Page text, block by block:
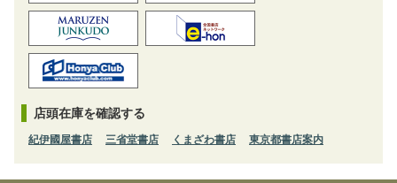
店頭在庫を確認する
紀伊國屋書店 三省堂書店 くまざわ書店 東京都書店案内